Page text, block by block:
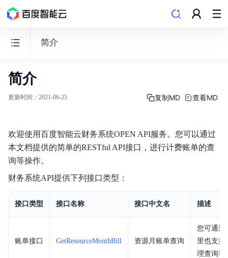
简介
财
务
Finance
购买指南
简介
更新时间 ： 2021-06-25 复制MD 查看MD
欢迎使用百度智能云财务系统OPEN API服务。您可以通过
本文档提供的简单的RESTful API接口，进行计费账单的查
询等操作。
财务系统API提供下列接口类型：
接口类型 接口名称 接口中文名 描述
账单接口 GetResourceMonthBill 资源月账单查询
您可通过
里也支持
理查询等